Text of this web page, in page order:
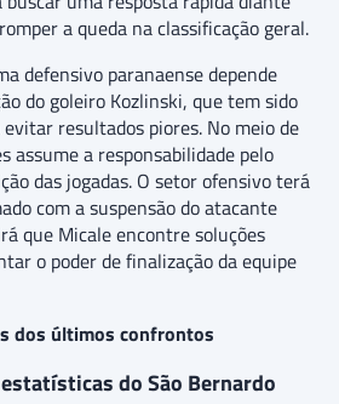
a queda na classificação geral.
defensivo paranaense depende
do goleiro Kozlinski, que tem sido
resultados piores. No meio de
assume a responsabilidade pelo
das jogadas. O setor ofensivo terá
com a suspensão do atacante
que Micale encontre soluções
o poder de finalização da equipe
dos últimos confrontos
do São Bernardo